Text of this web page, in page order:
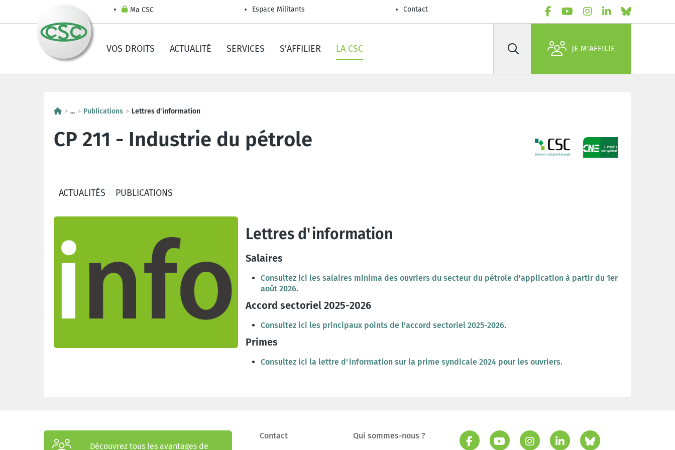
Ma CSC Espace Militants Contact
VOS DROITS ACTUALITÉ SERVICES S'AFFILIER LA CSC Rechercher JE M'AFFILIE
... Publications Lettres d'information
CP 211 - Industrie du pétrole
ACTUALITÉS PUBLICATIONS
Lettres d'information
Salaires
Consultez ici les salaires minima des ouvriers du secteur du pétrole d'application à partir du 1er
août 2026.
Accord sectoriel 2025-2026
Consultez ici les principaux points de l'accord sectoriel 2025-2026.
Primes
Consultez ici la lettre d'information sur la prime syndicale 2024 pour les ouvriers.
Découvrez tous les avantages de
Contact Qui sommes-nous ?